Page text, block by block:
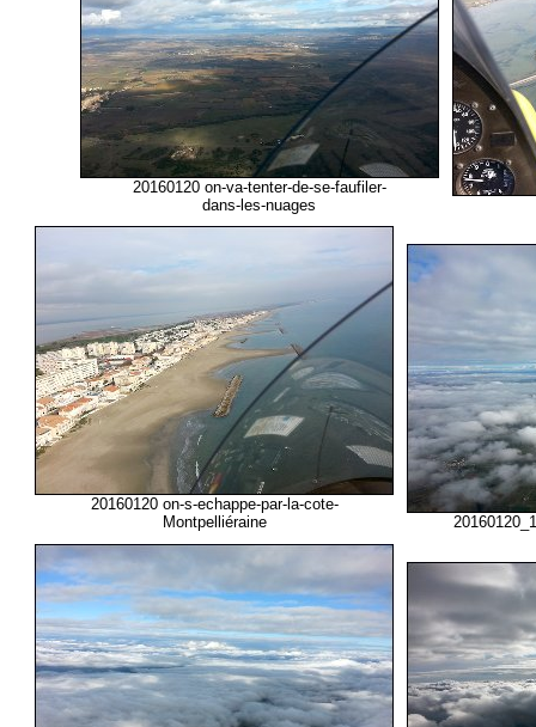
20160120 on-va-tenter-de-se-faufiler-
dans-les-nuages
20160120 on-s-echappe-par-la-cote-
Montpelliéraine